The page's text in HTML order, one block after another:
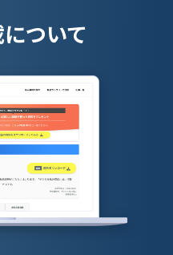
ト（eラー
テ…
ついて